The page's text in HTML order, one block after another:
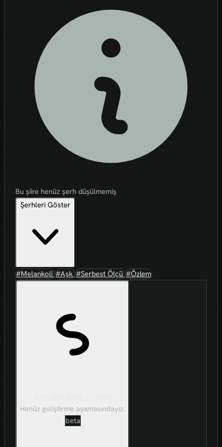
Bu şiire henüz şerh düşülmemiş
Şerhleri Göster
#Melankoli#Aşk#Serbest Ölçü#Özlem
Henüz geliştirme aşamasındayız.
beta